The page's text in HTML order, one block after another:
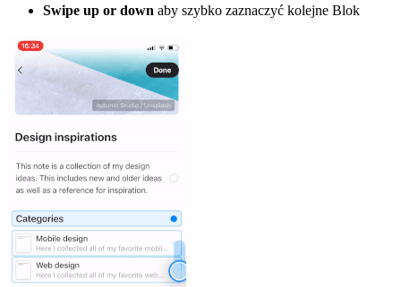
Swipe up or down aby szybko zaznaczyć kolejne Blok